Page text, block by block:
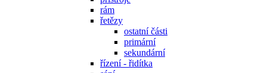
rám
řetězy
ostatní části
primární
sekundární
řízení - řidítka